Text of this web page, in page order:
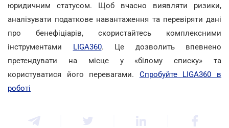
юридичним статусом. Щоб вчасно виявляти ризики,
аналізувати податкове навантаження та перевіряти дані
про бенефіціарів, скористайтесь комплексними
інструментами LIGA360. Це дозволить впевнено
претендувати на місце у «білому списку» та
користуватися його перевагами. Спробуйте LIGA360 в
роботі